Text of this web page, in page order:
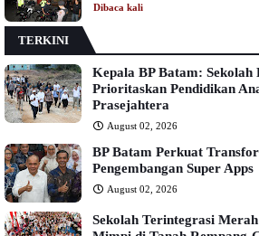
Dibaca kali
TERKINI
Kepala BP Batam:
Prioritaskan Pendidikan
Prasejahtera
August 02, 2026
BP Batam Perkuat
Pengembangan Super Apps
August 02, 2026
Sekolah Terintegrasi